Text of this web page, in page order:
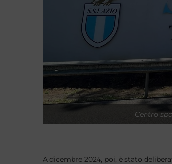
Centro
A dicembre 2024, poi, è stato